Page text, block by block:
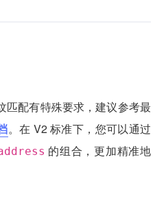
匹配有特殊要求，建议参考最
。在 V2 标准下，您可以通过
的组合，更加精准地